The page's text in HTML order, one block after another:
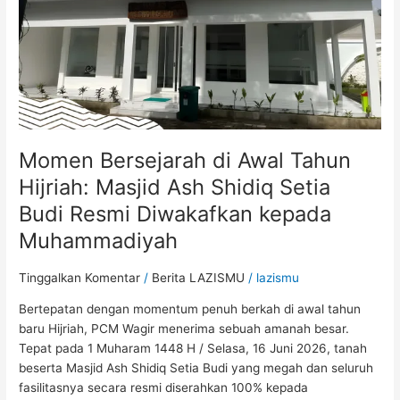
Momen Bersejarah di Awal Tahun
Hijriah: Masjid Ash Shidiq Setia
Budi Resmi Diwakafkan kepada
Muhammadiyah
Tinggalkan Komentar / Berita LAZISMU / lazismu
Bertepatan dengan momentum penuh berkah di awal tahun
baru Hijriah, PCM Wagir menerima sebuah amanah besar.
Tepat pada 1 Muharam 1448 H / Selasa, 16 Juni 2026, tanah
beserta Masjid Ash Shidiq Setia Budi yang megah dan seluruh
fasilitasnya secara resmi diserahkan 100% kepada
Ash
Shidiq
Setia
Budi
Resmi
Diwakafkan
Muhammadiyah